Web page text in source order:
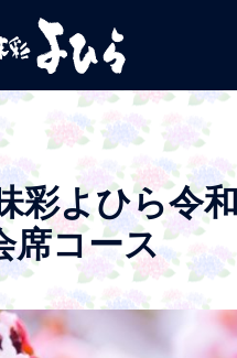
彩よひら令
席コース